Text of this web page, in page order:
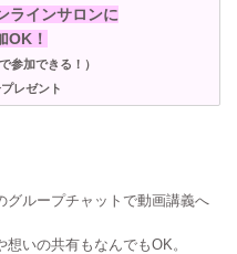
ラインサロンに
OK！
参加できる！）
レゼント
グループチャットで動画講義へ
いの共有もなんでもOK。